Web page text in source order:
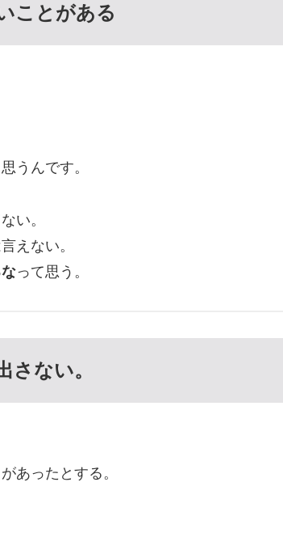
ことがある
うんです。
い。
えない。
って思う。
ない。
あったとする。